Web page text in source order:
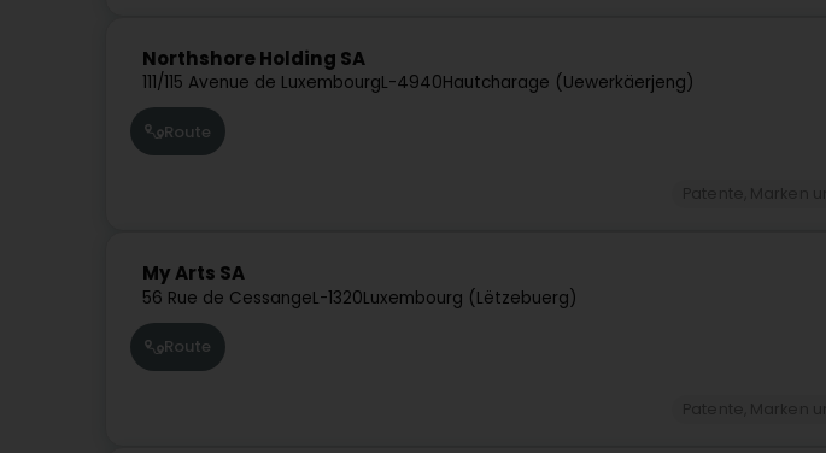
Northshore Holding SA
111/115 Avenue de LuxembourgL-4940Hautcharage (Uewerkäerjeng)
Route
My Arts SA
56 Rue de CessangeL-1320Luxembourg (Lëtzebuerg)
Route